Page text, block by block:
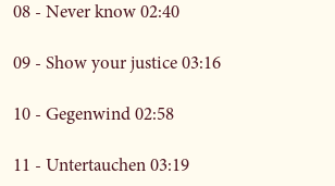
08 - Never know 02:40
09 - Show your justice 03:16
10 - Gegenwind 02:58
11 - Untertauchen 03:19